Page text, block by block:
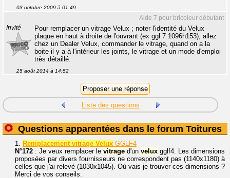
03 octobre 2009 à 01:49
Aide 7 pour bricoleur débutant
Invité
Pour remplacer un vitrage Velux ; noter l'identité du Velux
plaque en haut à droite de l'ouvrant (ex ggl 7 1096h153), allez
chez un Dealer Velux, commander le vitrage, quand on a la
boite il y a à l'intérieur les joints, le vitrage et un mode d'emploi
très détaillé.
25 août 2014 à 14:52
Liste des questions
Questions apparentées dans le forum Toitures
1. Remplacement vitrage Velux GGLF4
N°172 : Je veux remplacer le vitrage d'un velux gglf4. Les dimensions
proposées par divers fournisseurs ne correspondent pas (1140x1180) à
celles que j'ai relevé (1030x1045). Où vais-je trouver ces dimensions ?
Merci de vos conseils.